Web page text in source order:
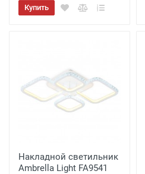
Купить
Накладной светильник
Ambrella Light FA9541